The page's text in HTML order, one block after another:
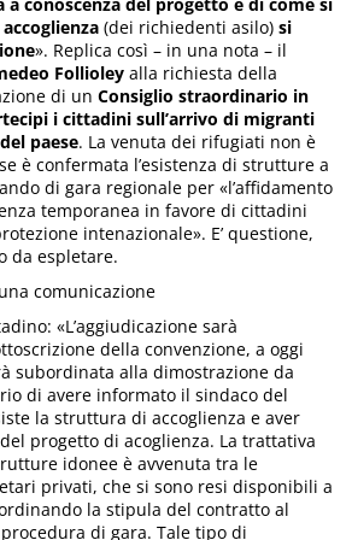
(dei richiedenti asilo) si
». Replica così – in una nota – il
Follioley alla richiesta della
di un Consiglio straordinario in
i cittadini sull’arrivo di migranti
paese. La venuta dei rifugiati non è
è confermata l’esistenza di strutture a
di gara regionale per «l’affidamento
temporanea in favore di cittadini
intenazionale». E’ questione,
da espletare.
comunicazione
«L’aggiudicazione sarà
della convenzione, a oggi
subordinata alla dimostrazione da
di avere informato il sindaco del
la struttura di accoglienza e aver
progetto di acoglienza. La trattativa
idonee è avvenuta tra le
privati, che si sono resi disponibili a
la stipula del contratto al
di gara. Tale tipo di